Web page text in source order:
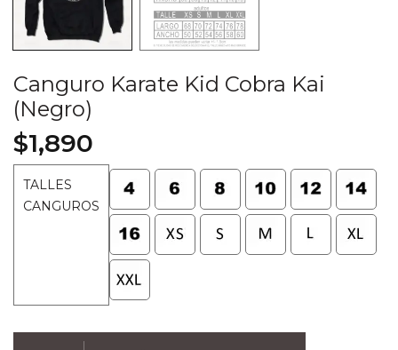
Canguro Karate Kid Cobra Kai
(Negro)
$1,890
TALLES
CANGUROS